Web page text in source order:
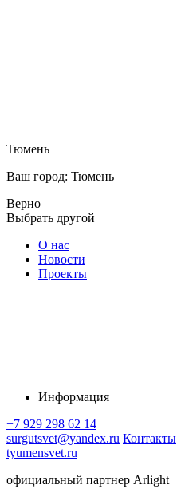
Тюмень
Ваш город: Тюмень
Верно
Выбрать другой
О нас
Новости
Проекты
Информация
+7 929 298 62 14
surgutsvet@yandex.ru Контакты
tyumensvet.ru
официальный партнер Arlight